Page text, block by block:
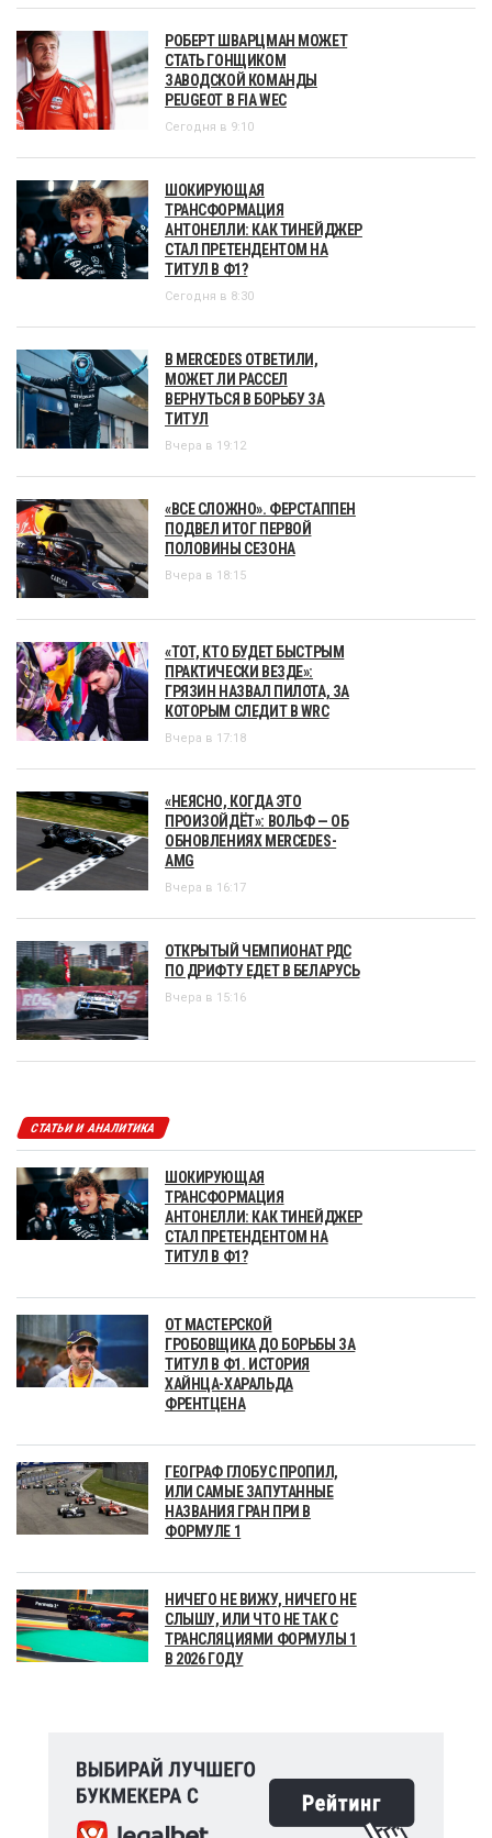
РОБЕРТ ШВАРЦМАН МОЖЕТ
СТАТЬ ГОНЩИКОМ
ЗАВОДСКОЙ КОМАНДЫ
PEUGEOT В FIA WEC
Сегодня в 9:10
ШОКИРУЮЩАЯ
ТРАНСФОРМАЦИЯ
АНТОНЕЛЛИ: КАК ТИНЕЙДЖЕР
СТАЛ ПРЕТЕНДЕНТОМ НА
ТИТУЛ В Ф1?
Сегодня в 8:30
В MERCEDES ОТВЕТИЛИ,
МОЖЕТ ЛИ РАССЕЛ
ВЕРНУТЬСЯ В БОРЬБУ ЗА
ТИТУЛ
Вчера в 19:12
«ВСЕ СЛОЖНО». ФЕРСТАППЕН
ПОДВЕЛ ИТОГ ПЕРВОЙ
ПОЛОВИНЫ СЕЗОНА
Вчера в 18:15
«ТОТ, КТО БУДЕТ БЫСТРЫМ
ПРАКТИЧЕСКИ ВЕЗДЕ»:
ГРЯЗИН НАЗВАЛ ПИЛОТА, ЗА
КОТОРЫМ СЛЕДИТ В WRC
Вчера в 17:18
«НЕЯСНО, КОГДА ЭТО
ПРОИЗОЙДЁТ»: ВОЛЬФ — ОБ
ОБНОВЛЕНИЯХ MERCEDES-
AMG
Вчера в 16:17
ОТКРЫТЫЙ ЧЕМПИОНАТ РДС
ПО ДРИФТУ ЕДЕТ В БЕЛАРУСЬ
Вчера в 15:16
СТАТЬИ И АНАЛИТИКА
ШОКИРУЮЩАЯ
ТРАНСФОРМАЦИЯ
АНТОНЕЛЛИ: КАК ТИНЕЙДЖЕР
СТАЛ ПРЕТЕНДЕНТОМ НА
ТИТУЛ В Ф1?
ОТ МАСТЕРСКОЙ
ГРОБОВЩИКА ДО БОРЬБЫ ЗА
ТИТУЛ В Ф1. ИСТОРИЯ
ХАЙНЦА-ХАРАЛЬДА
ФРЕНТЦЕНА
ГЕОГРАФ ГЛОБУС ПРОПИЛ,
ИЛИ САМЫЕ ЗАПУТАННЫЕ
НАЗВАНИЯ ГРАН ПРИ В
ФОРМУЛЕ 1
НИЧЕГО НЕ ВИЖУ, НИЧЕГО НЕ
СЛЫШУ, ИЛИ ЧТО НЕ ТАК С
ТРАНСЛЯЦИЯМИ ФОРМУЛЫ 1
В 2026 ГОДУ